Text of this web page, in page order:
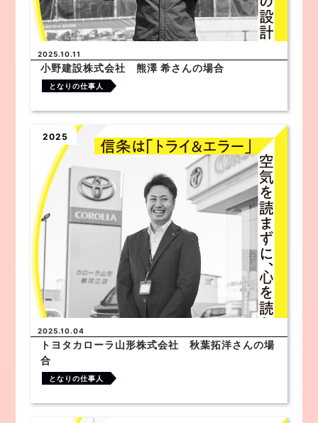
2025.10.11
小野建設株式会社 熊澤 希さんの場合
となりの仕事人
2025
2025.10.04
トヨタカローラ山形株式会社 秋葉拓洋さんの場
合
となりの仕事人